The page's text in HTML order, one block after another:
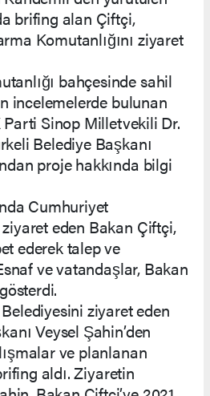
brifing alan Çiftçi,
Komutanlığını ziyaret
bahçesinde sahil
incelemelerde bulunan
Parti Sinop Milletvekili Dr.
Belediye Başkanı
proje hakkında bilgi
Cumhuriyet
ziyaret eden Bakan Çiftçi,
ederek talep ve
ve vatandaşlar, Bakan
ziyaret eden
Veysel Şahin’den
ve planlanan
aldı. Ziyaretin